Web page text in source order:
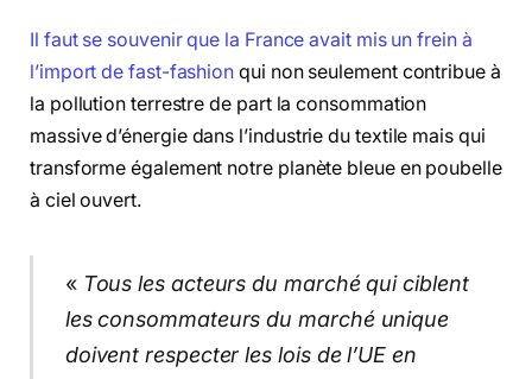
Il faut se souvenir que la France avait mis un frein à
l’import de fast-fashionqui non seulement contribue à
la pollution terrestre de part la consommation
massive d’énergie dans l’industrie du textile mais qui
transforme également notre planète bleue en poubelle
à ciel ouvert.
« Tous les acteurs du marché qui ciblent
les consommateurs du marché unique
doivent respecter les lois de l’UE en